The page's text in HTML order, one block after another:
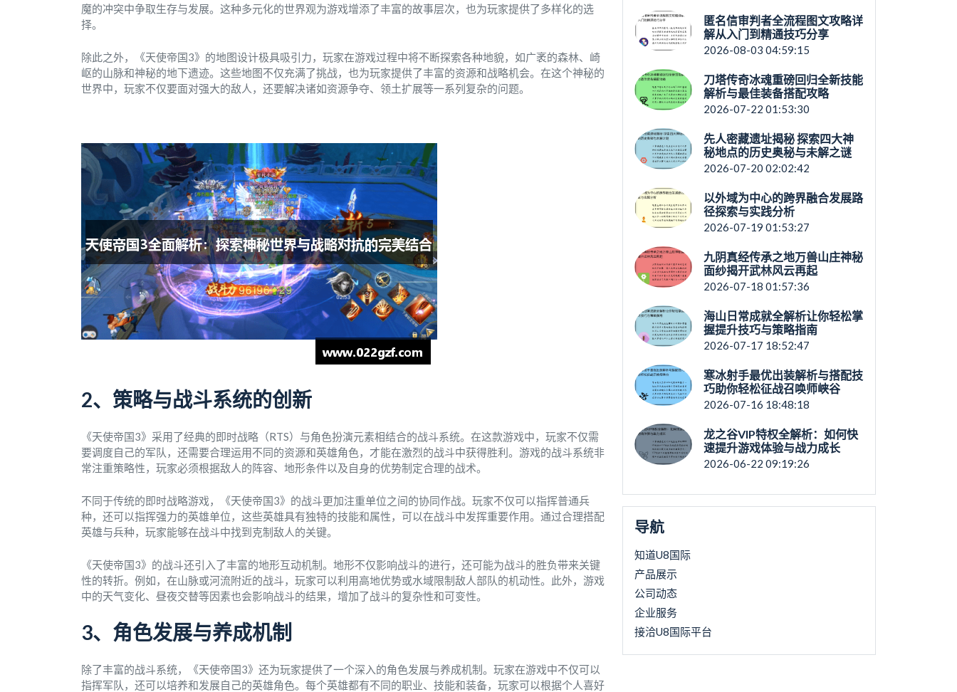
魔的冲突中争取生存与发展。这种多元化的世界观为游戏增添了丰富的故事层次，也为玩家提供了多样化的选
择。
除此之外，《天使帝国3》的地图设计极具吸引力，玩家在游戏过程中将不断探索各种地貌，如广袤的森林、崎
岖的山脉和神秘的地下遗迹。这些地图不仅充满了挑战，也为玩家提供了丰富的资源和战略机会。在这个神秘的
世界中，玩家不仅要面对强大的敌人，还要解决诸如资源争夺、领土扩展等一系列复杂的问题。
2、策略与战斗系统的创新
《天使帝国3》采用了经典的即时战略（RTS）与角色扮演元素相结合的战斗系统。在这款游戏中，玩家不仅需
要调度自己的军队，还需要合理运用不同的资源和英雄角色，才能在激烈的战斗中获得胜利。游戏的战斗系统非
常注重策略性，玩家必须根据敌人的阵容、地形条件以及自身的优势制定合理的战术。
不同于传统的即时战略游戏，《天使帝国3》的战斗更加注重单位之间的协同作战。玩家不仅可以指挥普通兵
种，还可以指挥强力的英雄单位，这些英雄具有独特的技能和属性，可以在战斗中发挥重要作用。通过合理搭配
英雄与兵种，玩家能够在战斗中找到克制敌人的关键。
《天使帝国3》的战斗还引入了丰富的地形互动机制。地形不仅影响战斗的进行，还可能为战斗的胜负带来关键
性的转折。例如，在山脉或河流附近的战斗，玩家可以利用高地优势或水域限制敌人部队的机动性。此外，游戏
中的天气变化、昼夜交替等因素也会影响战斗的结果，增加了战斗的复杂性和可变性。
3、角色发展与养成机制
除了丰富的战斗系统，《天使帝国3》还为玩家提供了一个深入的角色发展与养成机制。玩家在游戏中不仅可以
指挥军队，还可以培养和发展自己的英雄角色。每个英雄都有不同的职业、技能和装备，玩家可以根据个人喜好
匿名信审判者全流程图文攻略详
解从入门到精通技巧分享
2026-08-03 04:59:15
刀塔传奇冰魂重磅回归全新技能
解析与最佳装备搭配攻略
2026-07-22 01:53:30
先人密藏遗址揭秘 探索四大神
秘地点的历史奥秘与未解之谜
2026-07-20 02:02:42
以外域为中心的跨界融合发展路
径探索与实践分析
2026-07-19 01:53:27
九阴真经传承之地万兽山庄神秘
面纱揭开武林风云再起
2026-07-18 01:57:36
海山日常成就全解析让你轻松掌
握提升技巧与策略指南
2026-07-17 18:52:47
寒冰射手最优出装解析与搭配技
巧助你轻松征战召唤师峡谷
2026-07-16 18:48:18
龙之谷VIP特权全解析：如何快
速提升游戏体验与战力成长
2026-06-22 09:19:26
导航
知道U8国际
产品展示
公司动态
企业服务
接洽U8国际平台